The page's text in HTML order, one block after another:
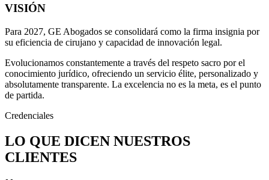
VISIÓN
Para 2027, GE Abogados se consolidará como la firma insignia por
su eficiencia de cirujano y capacidad de innovación legal.
Evolucionamos constantemente a través del respeto sacro por el
conocimiento jurídico, ofreciendo un servicio élite, personalizado y
absolutamente transparente. La excelencia no es la meta, es el punto
de partida.
Credenciales
LO QUE DICEN NUESTROS
CLIENTES